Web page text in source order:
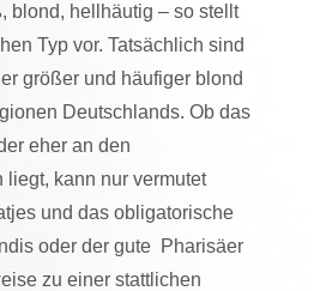
blond, hellhäutig – so stellt
Typ vor. Tatsächlich sind
größer und häufiger blond
Deutschlands. Ob das
eher an den
kann nur vermutet
und das obligatorische
oder der gute Pharisäer
zu einer stattlichen